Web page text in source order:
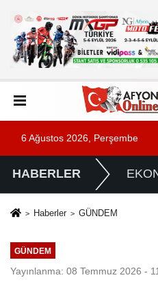
6 Ağustos 2026, Perşembe
HABERLER
Haberler GÜNDEM
GÜNDEM
Yayınlanma: 08 Temmuz 2026 -